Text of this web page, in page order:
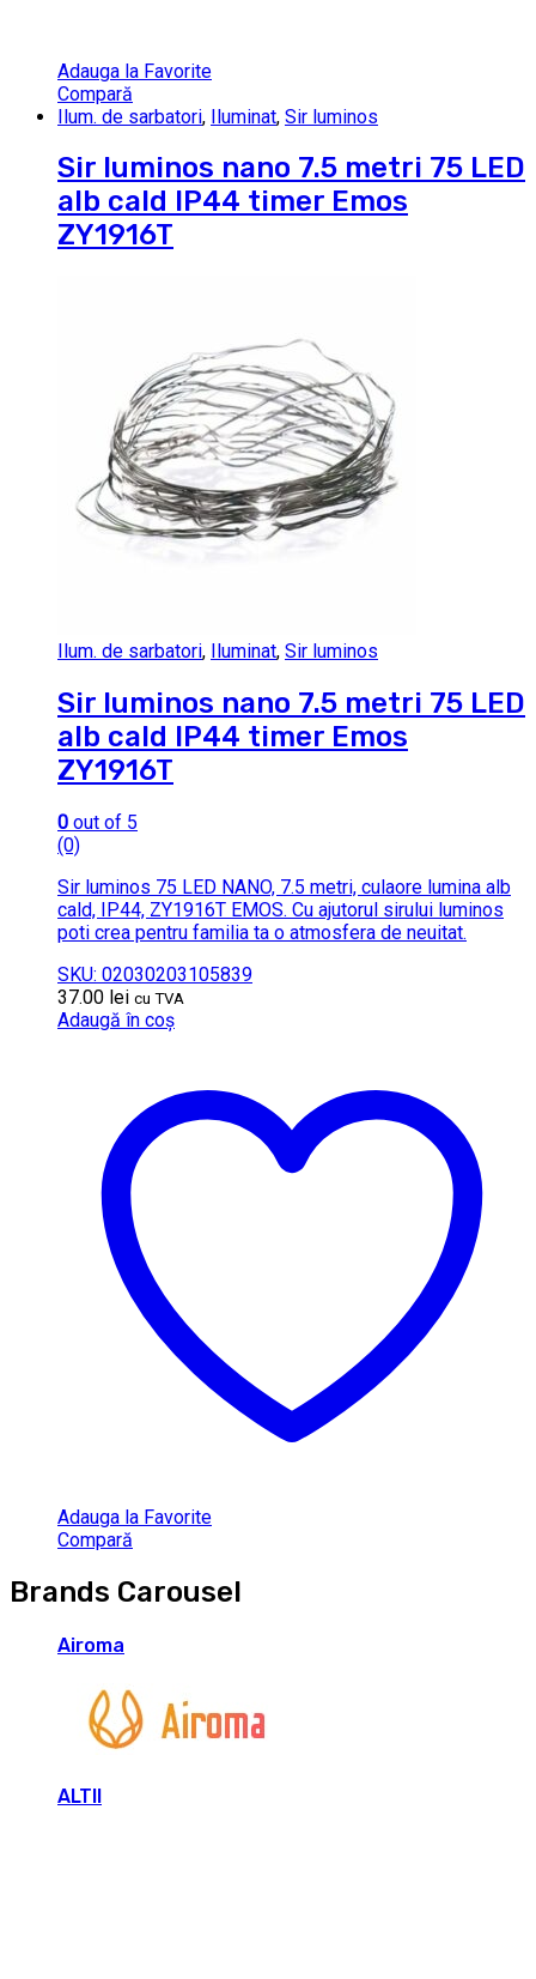
Adauga la Favorite
Compară
Ilum. de sarbatori, Iluminat, Sir luminos
Sir luminos nano 7.5 metri 75 LED
alb cald IP44 timer Emos
ZY1916T
Ilum. de sarbatori, Iluminat, Sir luminos
Sir luminos nano 7.5 metri 75 LED
alb cald IP44 timer Emos
ZY1916T
0 out of 5
(0)
Sir luminos 75 LED NANO, 7.5 metri, culaore lumina alb
cald, IP44, ZY1916T EMOS. Cu ajutorul sirului luminos
poti crea pentru familia ta o atmosfera de neuitat.
SKU: 02030203105839
37.00 lei cu TVA
Adaugă în coș
Adauga la Favorite
Compară
Brands Carousel
Airoma
ALTII